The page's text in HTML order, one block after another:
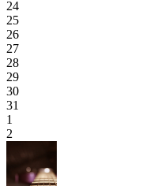
24
25
26
27
28
29
30
31
1
2